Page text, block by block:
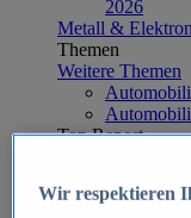
2026
Metall &
Themen
Weitere Themen
Top Report
Wir respektieren